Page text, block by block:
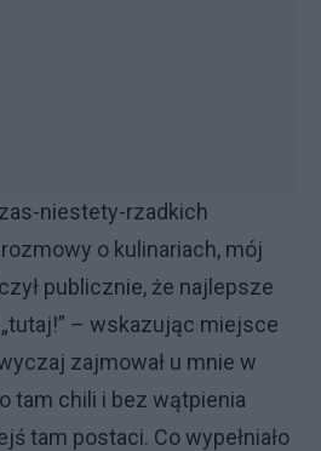
niestety-rzadkich
o kulinariach, mój
publicznie, że najlepsze
„tutaj!” – wskazując miejsce
zajmował u mnie w
tam chili i bez wątpienia
tam postaci. Co wypełniało